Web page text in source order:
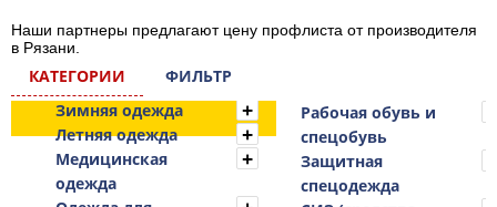
КАТЕГОРИИ
ФИЛЬТР
Зимняя одежда
Летняя одежда
Медицинская
одежда
Рабочая обувь и
спецобувь
Защитная
спецодежда
Наши партнеры предлагают цену профлиста от производителя
в Рязани